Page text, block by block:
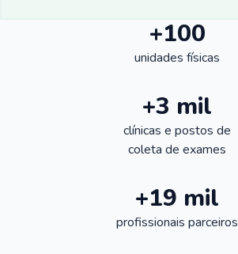
+100
unidades físicas
+3 mil
clínicas e postos de
coleta de exames
+19 mil
profissionais parceiros